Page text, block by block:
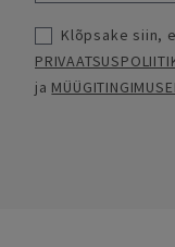
Klõpsake siin,
ja